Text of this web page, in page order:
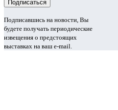
Подписавшись на новости, Вы
будете получать периодические
извещения о предстоящих
выставках на ваш e-mail.